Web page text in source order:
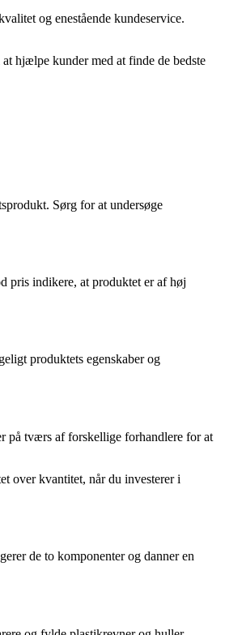
og enestående kundeservice.
hjælpe kunder med at finde de bedste
Sørg for at undersøge
pris indikere, at produktet er af høj
produktets egenskaber og
på tværs af forskellige forhandlere for at
over kvantitet, når du investerer i
de to komponenter og danner en